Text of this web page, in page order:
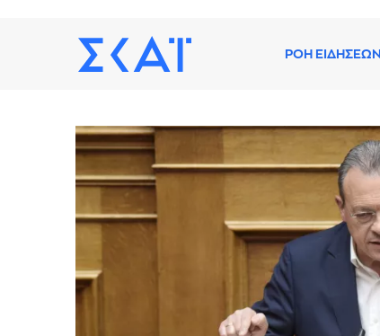
ΡΟΗ ΕΙΔΗΣΕΩΝ